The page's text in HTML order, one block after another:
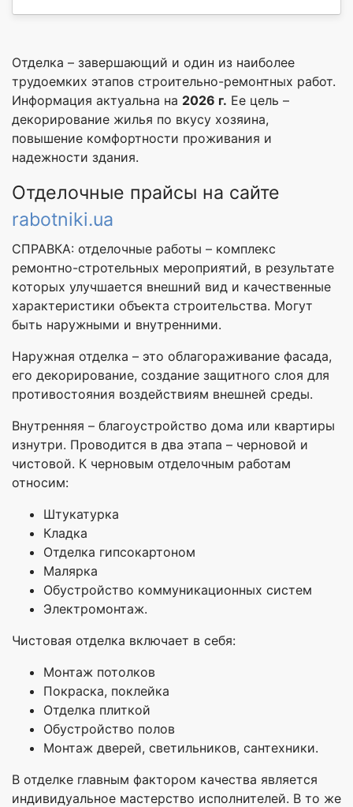
Отделка – завершающий и один из наиболее
трудоемких этапов строительно-ремонтных работ.
Информация актуальна на 2026 г. Ее цель –
декорирование жилья по вкусу хозяина,
повышение комфортности проживания и
надежности здания.
Отделочные прайсы на сайте
rabotniki.ua
СПРАВКА: отделочные работы – комплекс
ремонтно-стротельных мероприятий, в результате
которых улучшается внешний вид и качественные
характеристики объекта строительства. Могут
быть наружными и внутренними.
Наружная отделка – это облагораживание фасада,
его декорирование, создание защитного слоя для
противостояния воздействиям внешней среды.
Внутренняя – благоустройство дома или квартиры
изнутри. Проводится в два этапа – черновой и
чистовой. К черновым отделочным работам
относим:
Штукатурка
Кладка
Отделка гипсокартоном
Малярка
Обустройство коммуникационных систем
Электромонтаж.
Чистовая отделка включает в себя:
Монтаж потолков
Покраска, поклейка
Отделка плиткой
Обустройство полов
Монтаж дверей, светильников, сантехники.
В отделке главным фактором качества является
индивидуальное мастерство исполнителей. В то же